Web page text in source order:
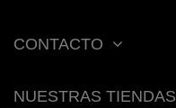
CONTACTO
NUESTRAS TIENDAS